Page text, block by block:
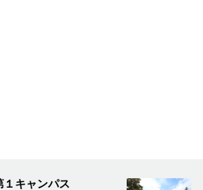
１キャンパス